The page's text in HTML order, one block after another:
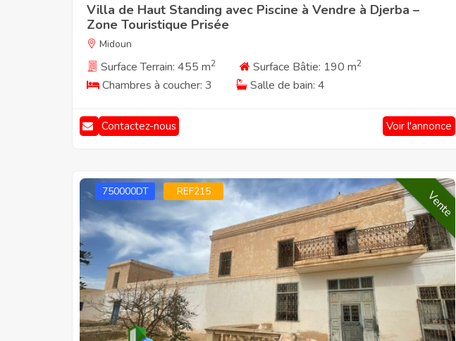
Villa de Haut Standing avec Piscine à Vendre à Djerba –
Zone Touristique Prisée
Midoun
Surface Terrain: 455 m2 Surface Bâtie: 190 m2
Chambres à coucher: 3 Salle de bain: 4
Contactez-nous Voir l'annonce
750000DT REF215 Vente